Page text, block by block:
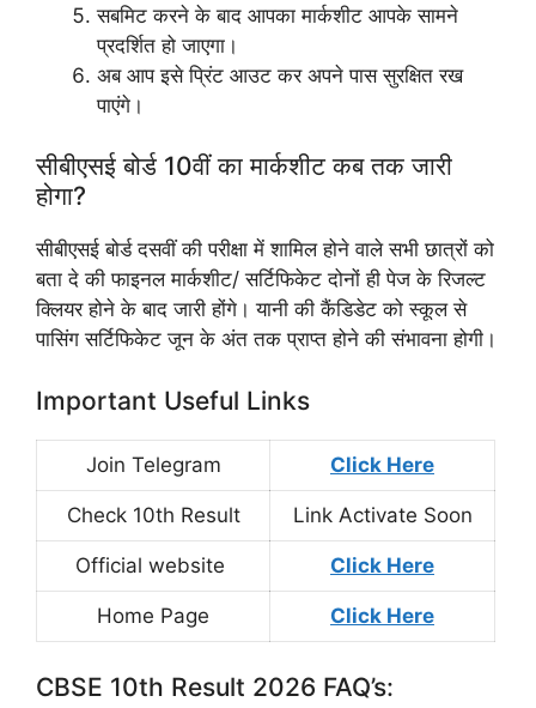
सबमिट करने के बाद आपका मार्कशीट आपके सामने
प्रदर्शित हो जाएगा।
अब आप इसे प्रिंट आउट कर अपने पास सुरक्षित रख
पाएंगे।
सीबीएसई बोर्ड 10वीं का मार्कशीट कब तक जारी
होगा?
सीबीएसई बोर्ड दसवीं की परीक्षा में शामिल होने वाले सभी छात्रों को
बता दे की फाइनल मार्कशीट/ सर्टिफिकेट दोनों ही पेज के रिजल्ट
क्लियर होने के बाद जारी होंगे। यानी की कैंडिडेट को स्कूल से
पासिंग सर्टिफिकेट जून के अंत तक प्राप्त होने की संभावना होगी।
Important Useful Links
Join Telegram Click Here
Check 10th Result Link Activate Soon
Official website Click Here
Home Page Click Here
CBSE 10th Result 2026 FAQ’s: